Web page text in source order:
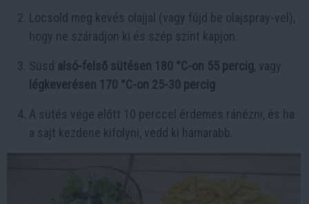
Locsold meg kevés olajjal (vagy fújd be olajspray-vel),
hogy ne száradjon ki és szép színt kapjon.
Süsd alsó-felső sütésen 180 °C-on 55 percig, vagy
légkeverésen 170 °C-on 25-30 percig
A sütés vége előtt 10 perccel érdemes ránézni, és ha
a sajt kezdene kifolyni, vedd ki hamarabb.